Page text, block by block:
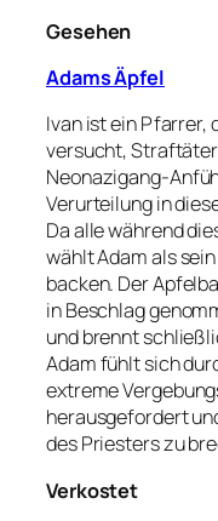
Gesehen
Adams Äpfel
Ivan ist ein Pfarrer,
versucht,
Neonazigang-
Verurteilung in
Da alle während
wählt Adam als
backen. Der
in Beschlag
und brennt
Adam fühlt sich
extreme
herausgefordert
des Priesters zu
Verkostet